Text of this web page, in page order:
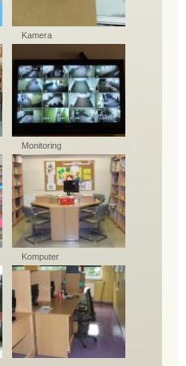
Kamera
Monitoring
Komputer